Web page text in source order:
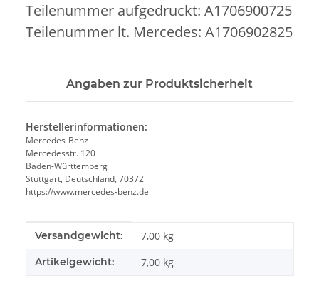
Teilenummer aufgedruckt: A1706900725
Teilenummer lt. Mercedes: A1706902825
Angaben zur Produktsicherheit
Herstellerinformationen:
Mercedes-Benz
Mercedesstr. 120
Baden-Württemberg
Stuttgart, Deutschland, 70372
https://www.mercedes-benz.de
Produkteigenschaft
Wert
Versandgewicht: 7,00 kg
Artikelgewicht: 7,00 kg